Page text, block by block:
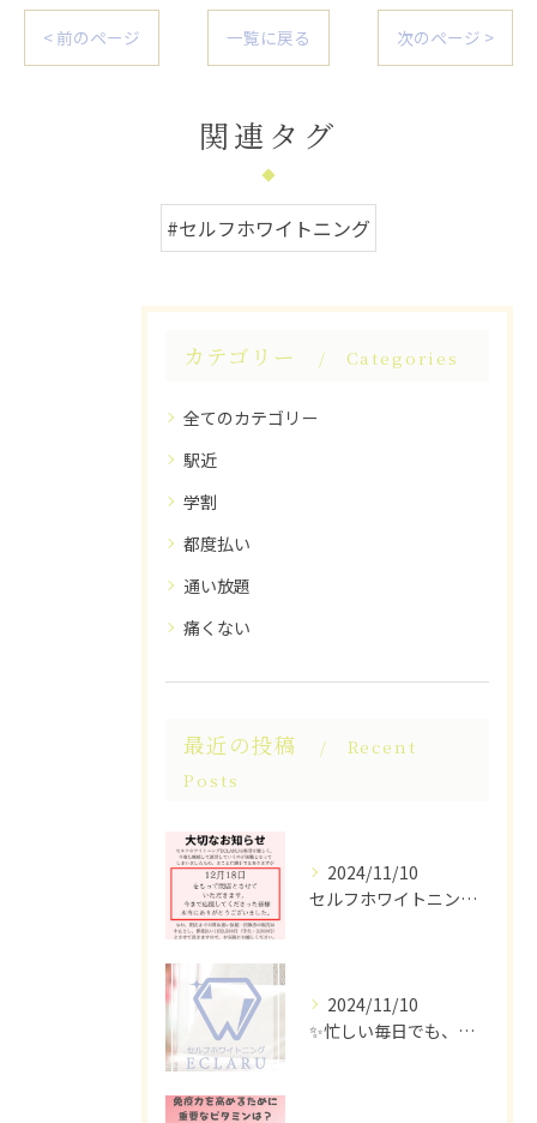
< 前のページ 一覧に戻る 次のページ >
関連タグ
#セルフホワイトニング
カテゴリー Categories
全てのカテゴリー
駅近
学割
都度払い
通い放題
痛くない
最近の投稿
Recent
Posts
2024/11/10
セルフホワイトニングECLARUは、これ以上の経営が困難なた...
2024/11/10
✨忙しい毎日でも、ちらっと立ち寄れるホワイトニングサロンはい...